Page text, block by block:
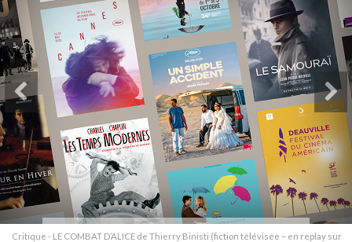
Critique - LE COMBAT D’ALICE de Thierry Binisti (fiction télévisée – en replay sur